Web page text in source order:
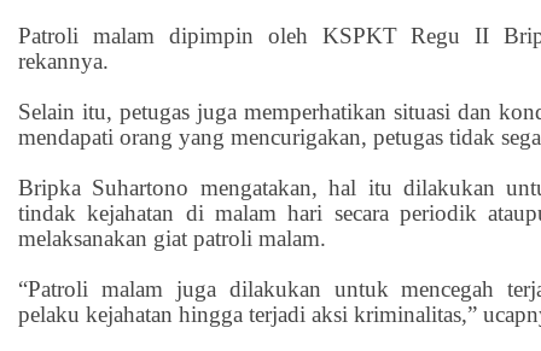
Patroli malam dipimpin oleh KSPKT Regu II
rekannya.
Selain itu, petugas juga memperhatikan situasi dan
mendapati orang yang mencurigakan, petugas tidak
Bripka Suhartono mengatakan, hal itu dilakukan
tindak kejahatan di malam hari secara periodik
melaksanakan giat patroli malam.
“Patroli malam juga dilakukan untuk mencegah
pelaku kejahatan hingga terjadi aksi kriminalitas,”